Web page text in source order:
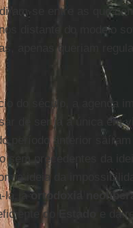
se entre as que
distante do modelo
apenas queriam
do século, a agenda
de ser já a única em
período anterior
sem precedentes da
a ideia da
la, aortodoxia
do
e da